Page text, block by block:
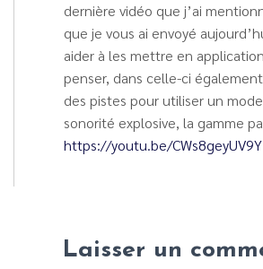
dernière vidéo que j’ai
que je vous ai envoyé
aider à les mettre en
penser, dans celle-ci
des pistes pour utiliser un
sonorité explosive, la gamme
https://youtu.be/CWs8geyUV9Y
Laisser un